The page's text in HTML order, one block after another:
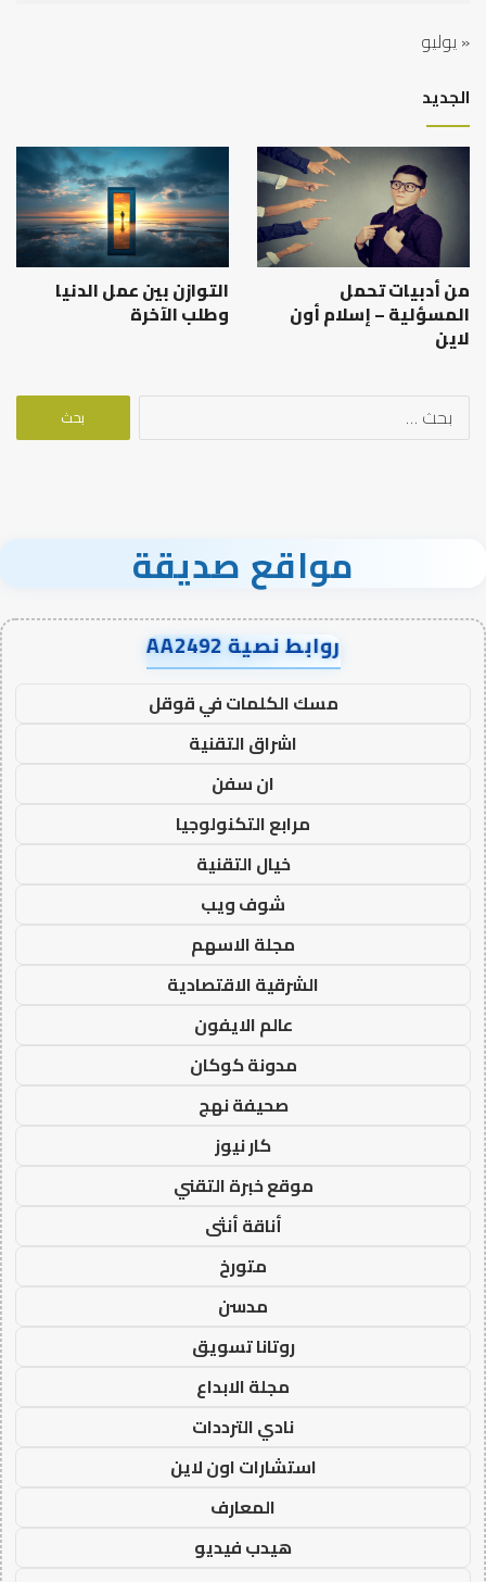
« يوليو
الجديد
من أدبيات تحمل
المسؤلية – إسلام أون
لاين
التوازن بين عمل الدنيا
وطلب الآخرة
البحث
مواقع صديقة
روابط نصية AA2492
مسك الكلمات في قوقل
اشراق التقنية
ان سفن
مرابع التكنولوجيا
خيال التقنية
شوف ويب
مجلة الاسهم
الشرقية الاقتصادية
عالم الايفون
مدونة كوكان
صحيفة نهج
كار نيوز
موقع خبرة التقني
أناقة أنثى
متورخ
مدسن
روتانا تسويق
مجلة الابداع
نادي الترددات
استشارات اون لاين
المعارف
هيدب فيديو